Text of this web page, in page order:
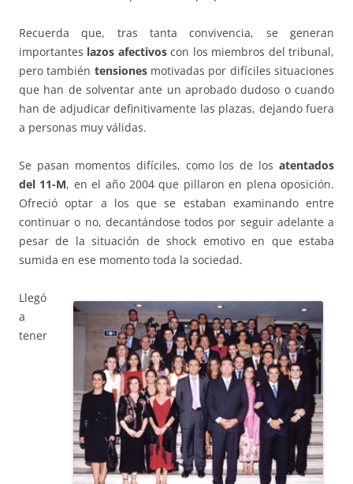
Recuerda que, tras tanta convivencia, se generan
importantes lazos afectivoscon los miembros del tribunal,
pero también tensionesmotivadas por difíciles situaciones
que han de solventar ante un aprobado dudoso o cuando
han de adjudicar definitivamente las plazas, dejando fuera
a personas muy válidas.
Se pasan momentos difíciles, como los de los atentados
del 11-M, en el año 2004 que pillaron en plena oposición.
Ofreció optar a los que se estaban examinando entre
continuar o no, decantándose todos por seguir adelante a
pesar de la situación de shock emotivo en que estaba
sumida en ese momento toda la sociedad.
Llegó
a
tener